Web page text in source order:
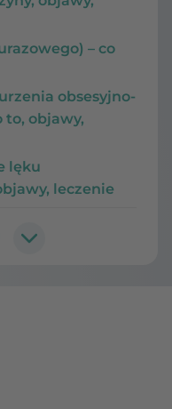
– co
obsesyjno-
to, objawy,
lęku
leczenie